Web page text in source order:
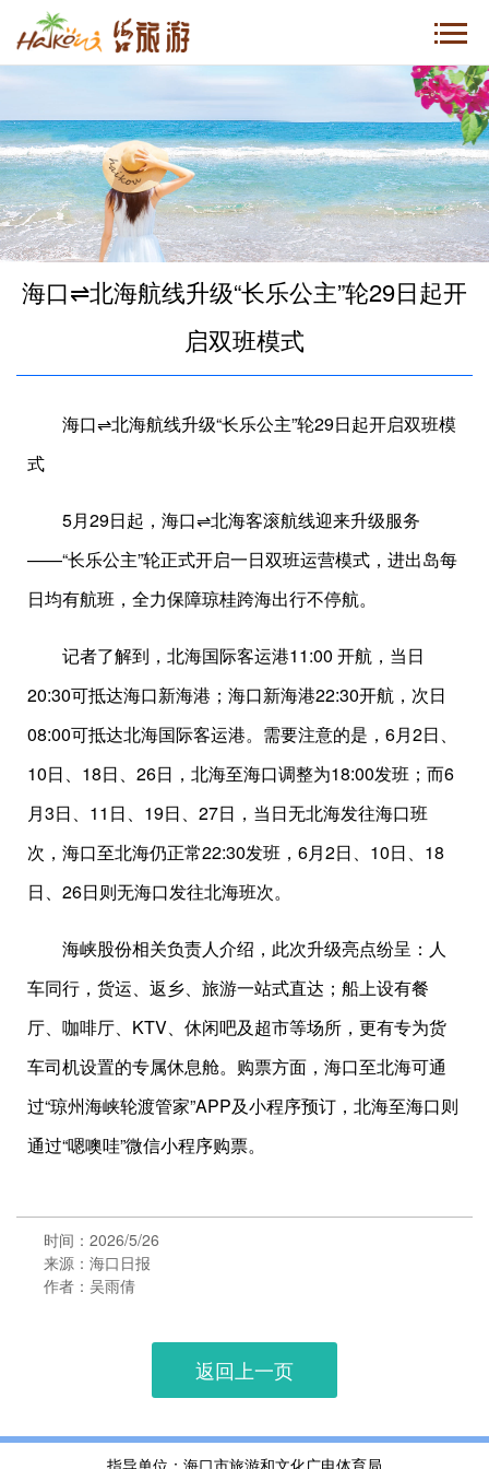
海口⇌北海航线升级“长乐公主”轮29日起开
启双班模式
海口⇌北海航线升级“长乐公主”轮29日起开启双班模
式
5月29日起，海口⇌北海客滚航线迎来升级服务
——“长乐公主”轮正式开启一日双班运营模式，进出岛每
日均有航班，全力保障琼桂跨海出行不停航。
记者了解到，北海国际客运港11:00 开航，当日
20:30可抵达海口新海港；海口新海港22:30开航，次日
08:00可抵达北海国际客运港。需要注意的是，6月2日、
10日、18日、26日，北海至海口调整为18:00发班；而6
月3日、11日、19日、27日，当日无北海发往海口班
次，海口至北海仍正常22:30发班，6月2日、10日、18
日、26日则无海口发往北海班次。
海峡股份相关负责人介绍，此次升级亮点纷呈：人
车同行，货运、返乡、旅游一站式直达；船上设有餐
厅、咖啡厅、KTV、休闲吧及超市等场所，更有专为货
车司机设置的专属休息舱。购票方面，海口至北海可通
过“琼州海峡轮渡管家”APP及小程序预订，北海至海口则
通过“嗯噢哇”微信小程序购票。
时间：2026/5/26
来源：海口日报
作者：吴雨倩
返回上一页
指导单位：海口市旅游和文化广电体育局